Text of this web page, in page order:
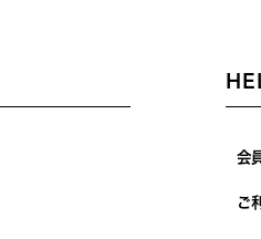
会
ご